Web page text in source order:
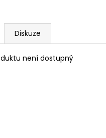
Diskuze
není dostupný